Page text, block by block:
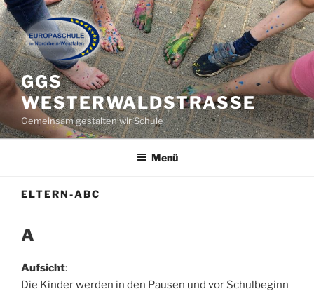
Zum
Inhalt
springen
GGS
WESTERWALDSTRASSE
Gemeinsam gestalten wir Schule
Menü
ELTERN-ABC
A
Aufsicht:
Die Kinder werden in den Pausen und vor Schulbeginn